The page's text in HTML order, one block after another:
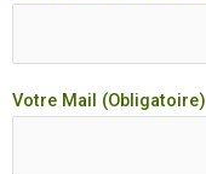
Votre Mail (Obligatoire)